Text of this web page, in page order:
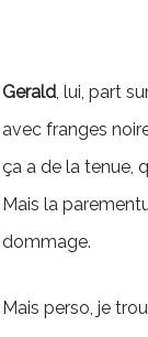
Gerald, lui, part
avec franges
ça a de la tenue,
Mais la
dommage.
Mais perso, je